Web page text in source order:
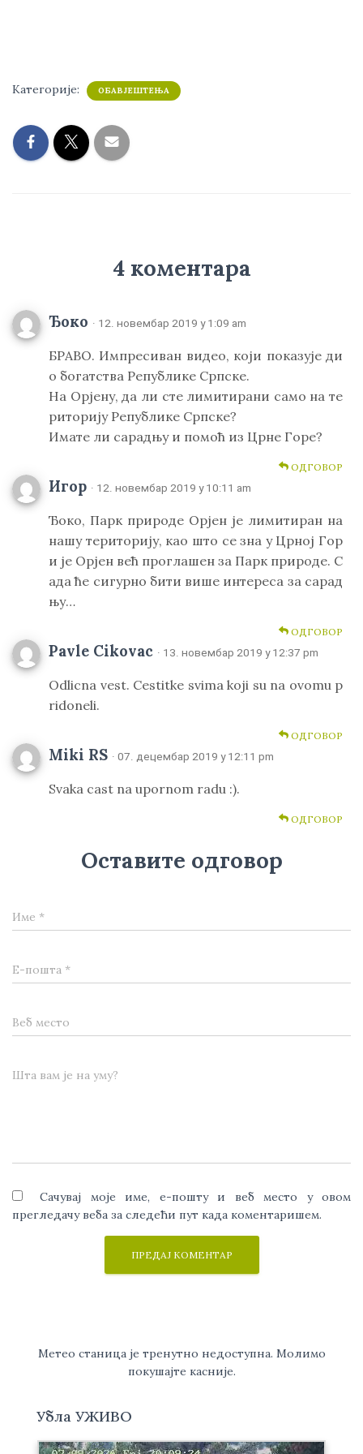
Категорије: ОБАВЈЕШТЕЊА
4 коментара
Ђоко · 12. новембар 2019 у 1:09 am
БРАВО. Импресиван видео, који показује ди
о богатства Републике Српске.
На Орјену, да ли сте лимитирани само на те
риторију Републике Српске?
Имате ли сарадњу и помоћ из Црне Горе?
ОДГОВОР
Игор · 12. новембар 2019 у 10:11 am
Ђоко, Парк природе Орјен је лимитиран на
нашу територију, као што се зна у Црној Гор
и је Орјен већ проглашен за Парк природе. С
ада ће сигурно бити више интереса за сарад
њу…
ОДГОВОР
Pavle Cikovac · 13. новембар 2019 у 12:37 pm
Odlicna vest. Cestitke svima koji su na ovomu p
ridoneli.
ОДГОВОР
Miki RS · 07. децембар 2019 у 12:11 pm
Svaka cast na upornom radu :).
ОДГОВОР
Оставите одговор
Име *
Е-пошта *
Веб место
Шта вам је на уму?
Сачувај моје име, е-пошту и веб место у овом
прегледачу веба за следећи пут када коментаришем.
Метео станица је тренутно недоступна. Молимо
покушајте касније.
Убла УЖИВО